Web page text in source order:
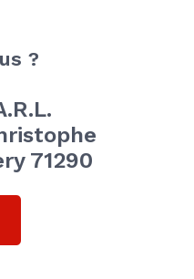
?
71290